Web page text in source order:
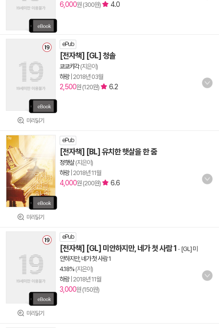
6,000원 (300원) 4.0
미리읽기
ePub
[전자책] [GL] 청솔
쿄쿄캬각(지은이)
하랑| 2018년 03월
2,500원 (120원) 6.2
미리읽기
ePub
[전자책] [BL] 유치한 햇살을 한 줌
정햇살(지은이)
하랑| 2018년 11월
4,000원 (200원) 6.6
미리읽기
ePub
[전자책] [GL] 미안하지만, 네가 첫 사람 1 - [GL] 미
안하지만, 네가 첫 사람 1
4.18% (지은이)
하랑| 2018년 11월
3,000원 (150원)